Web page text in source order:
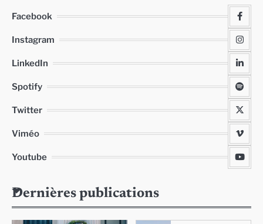
Facebook
Instagram
LinkedIn
Spotify
Twitter
Viméo
Youtube
Dernières publications